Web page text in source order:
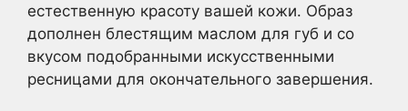
естественную красоту вашей кожи. Образ
дополнен блестящим маслом для губ и со
вкусом подобранными искусственными
ресницами для окончательного завершения.